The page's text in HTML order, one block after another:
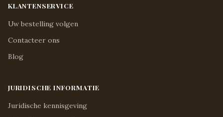
KLANTENSERVICE
Uw bestelling volgen
Contacteer ons
Blog
JURIDISCHE INFORMATIE
Juridische kennisgeving